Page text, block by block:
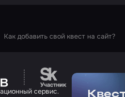
Как добавить свой квест на сайт?
Перейти на сайт
сервис.